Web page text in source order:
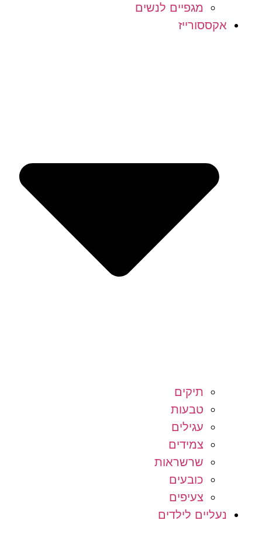
מגפיים לנשים
אקססורייז
תיקים
טבעות
עגילים
צמידים
שרשראות
כובעים
צעיפים
נעליים לילדים